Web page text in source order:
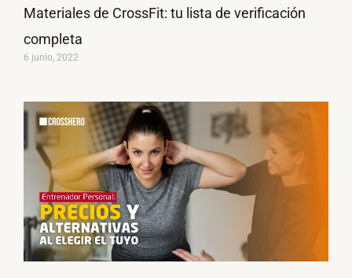
Materiales de CrossFit: tu lista de verificación
completa
6 junio, 2022